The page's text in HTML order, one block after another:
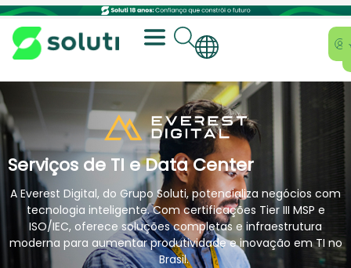
Serviços de TI e Data Center
A Everest Digital, do Grupo Soluti, potencializa negócios com
tecnologia inteligente. Com certificações Tier III MSP e
ISO/IEC, oferece soluções completas e infraestrutura
moderna para aumentar produtividade e inovação em TI no
Brasil.